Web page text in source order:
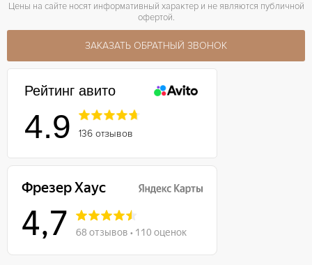
Цены на сайте носят информативный характер и не являются публичной
офертой.
ЗАКАЗАТЬ ОБРАТНЫЙ ЗВОНОК
Рейтинг авито
4.9 136 отзывов